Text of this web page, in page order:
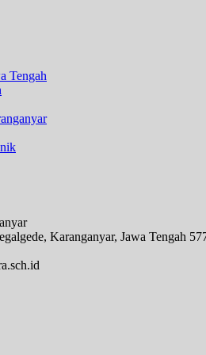
Tengah
Karanganyar, Jawa Tengah